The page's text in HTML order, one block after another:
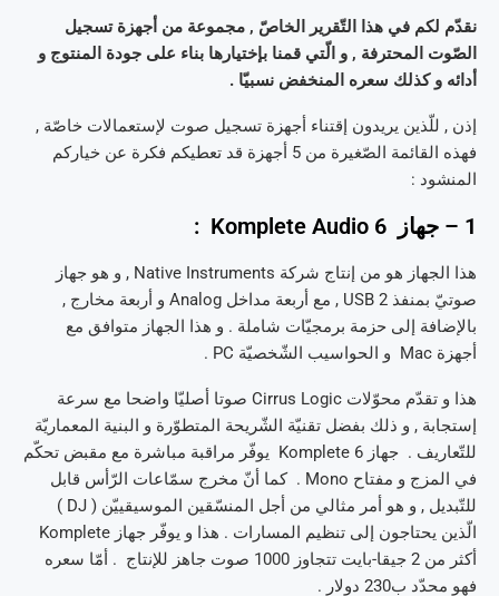
نقدّم لكم في هذا التّقرير الخاصّ , مجموعة من أجهزة تسجيل
الصّوت المحترفة , و الّتي قمنا بإختيارها بناء على جودة المنتوج و
أدائه و كذلك سعره المنخفض نسبيّا .
إذن , للّذين يريدون إقتناء أجهزة تسجيل صوت لإستعمالات خاصّة ,
فهذه القائمة الصّغيرة من 5 أجهزة قد تعطيكم فكرة عن خياركم
المنشود :
1 – جهاز Komplete Audio 6 :
هذا الجهاز هو من إنتاج شركة Native Instruments , و هو جهاز
صوتيّ بمنفذ USB 2 , مع أربعة مداخل Analog و أربعة مخارج ,
بالإضافة إلى حزمة برمجيّات شاملة . و هذا الجهاز متوافق مع
أجهزة Mac و الحواسيب الشّخصيّة PC .
هذا و تقدّم محوّلات Cirrus Logic صوتا أصليّا واضحا مع سرعة
إستجابة , و ذلك بفضل تقنيّة الشّريحة المتطوّرة و البنية المعماريّة
للتّعاريف . جهاز Komplete 6 يوفّر مراقبة مباشرة مع مقبض تحكّم
في المزج و مفتاح Mono . كما أنّ مخرج سمّاعات الرّأس قابل
للتّبديل , و هو أمر مثالي من أجل المنسّقين الموسيقييّن ( DJ )
الّذين يحتاجون إلى تنظيم المسارات . هذا و يوفّر جهاز Komplete
أكثر من 2 جيقا-بايت تتجاوز 1000 صوت جاهز للإنتاج . أمّا سعره
فهو محدّد ب230 دولار .